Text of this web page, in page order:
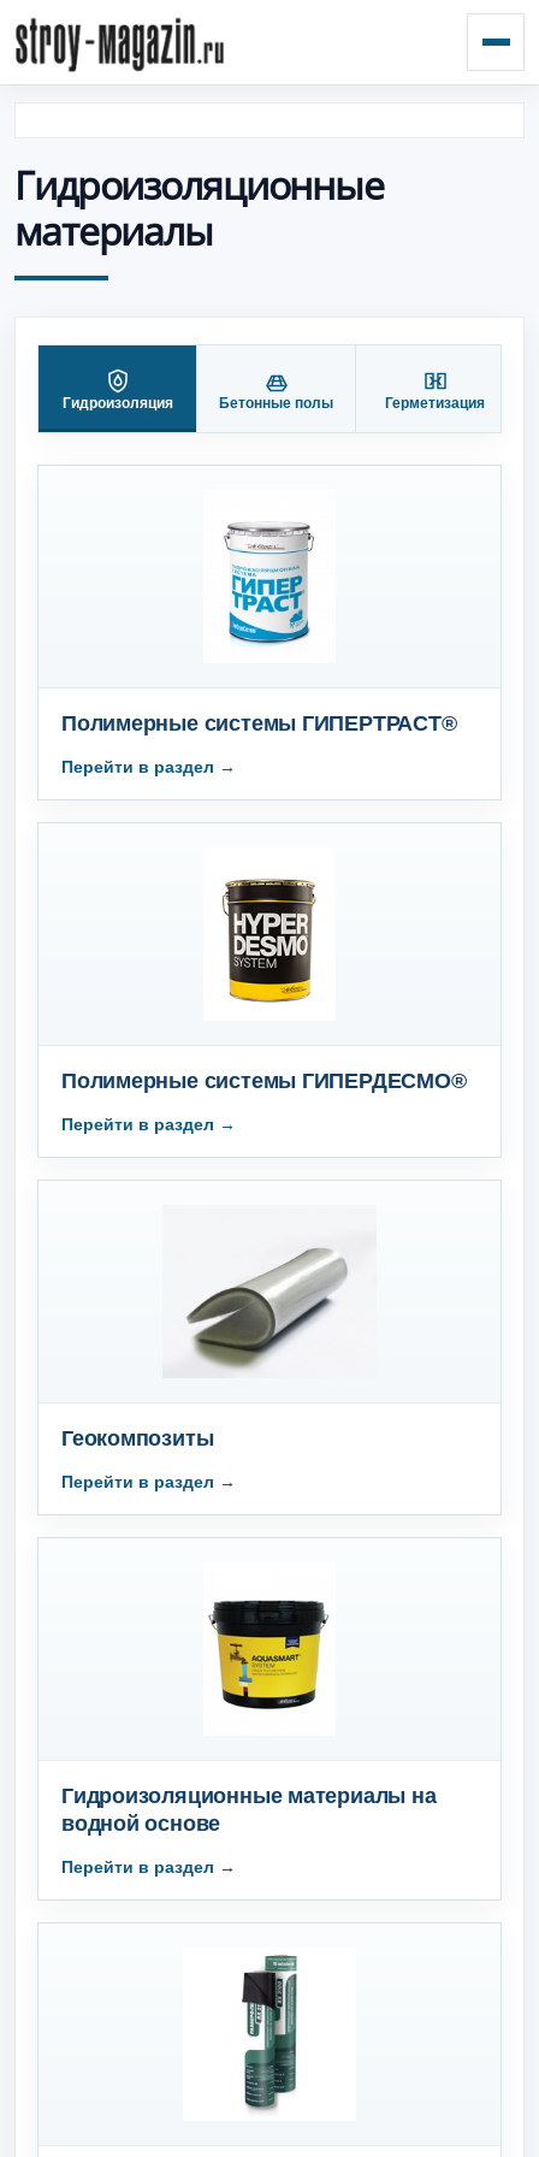
Гидроизоляционные
материалы
Гидроизоляция Бетонные полы Герметизация
Полимерные cистемы ГИПЕРТРАСТ®
Полимерные системы ГИПЕРДЕСМО®
Геокомпозиты
Гидроизоляционные материалы на
водной основе